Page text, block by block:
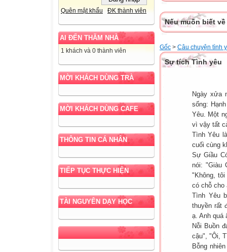
Quên mật khẩu ĐK thành viên
AI ĐẾN THĂM NHÀ
1 khách và 0 thành viên
MỜI KHÁCH DÙNG TRÀ
MỜI KHÁCH DÙNG CAFE
THÔNG TIN CÁ NHÂN
TIẾP TỤC THỰC HIỆN
TÀI NGUYÊN DẠY HỌC
Nếu muốn biết
Gốc > Câu chuyện tình
Sự tích Tình yêu
Ngày xửa
sống:
Yêu. Một
vì vậy tất
Tình Yêu
cuối cùng
Sự Giầu
nói: "Giàu
"Không,
có chỗ
Tình Yêu
thuyền rất
ạ. Anh quá
Nỗi Buồn
cậu", "Ôi,
Bỗng